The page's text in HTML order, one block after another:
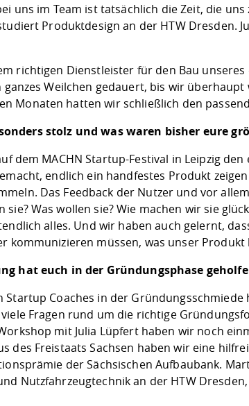
uns im Team ist tatsächlich die Zeit, die
Produktdesign an der HTW Dresden.
richtigen Dienstleister für den Bau
Weilchen gedauert, bis wir
Monaten hatten wir schließlich den
stolz und was waren bisher eure
dem MACHN Startup-Festival in Leipzig
endlich ein handfestes Produkt
Das Feedback der Nutzer und vor
sie? Was wollen sie? Wie machen wir sie
alles. Und wir haben auch gelernt,
kommunizieren müssen, was unser Produkt
hat euch in der Gründungsphase
Startup Coaches in der
Fragen rund um die richtige
mit Julia Lüpfert haben wir noch
des Freistaats Sachsen haben wir eine
der Sächsischen Aufbaubank.
Nutzfahrzeugtechnik an der HTW